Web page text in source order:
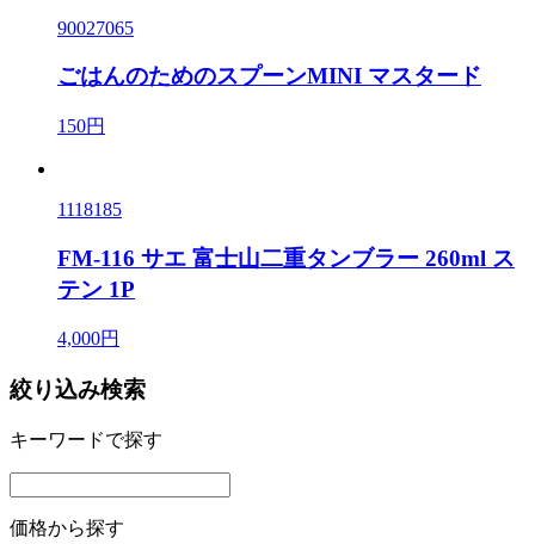
90027065
ごはんのためのスプーンMINI マスタード
150円
1118185
FM-116 サエ 富士山二重タンブラー 260ml ス
テン 1P
4,000円
絞り込み検索
キーワードで探す
価格から探す